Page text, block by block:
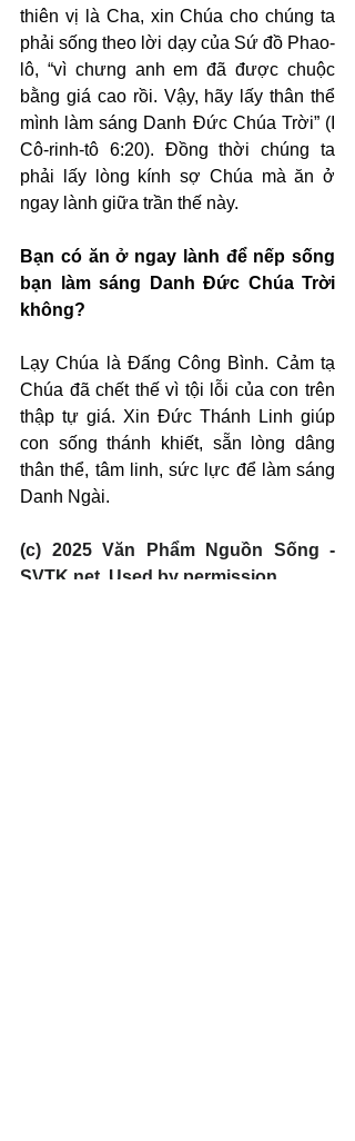
thiên vị là Cha, xin Chúa cho chúng ta
phải sống theo lời dạy của Sứ đồ Phao-
lô, “vì chưng anh em đã được chuộc
bằng giá cao rồi. Vậy, hãy lấy thân thể
mình làm sáng Danh Đức Chúa Trời” (I
Cô-rinh-tô 6:20). Đồng thời chúng ta
phải lấy lòng kính sợ Chúa mà ăn ở
ngay lành giữa trần thế này.
Bạn có ăn ở ngay lành để nếp sống
bạn làm sáng Danh Đức Chúa Trời
không?
Lạy Chúa là Đấng Công Bình. Cảm tạ
Chúa đã chết thế vì tội lỗi của con trên
thập tự giá. Xin Đức Thánh Linh giúp
con sống thánh khiết, sẵn lòng dâng
thân thể, tâm linh, sức lực để làm sáng
Danh Ngài.
(c) 2025 Văn Phẩm Nguồn Sống -
SVTK.net. Used by permission.